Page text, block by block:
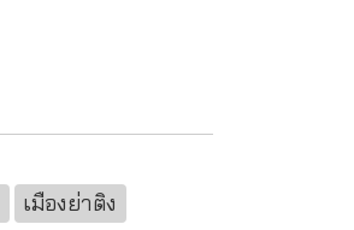
เมืองย่าติง